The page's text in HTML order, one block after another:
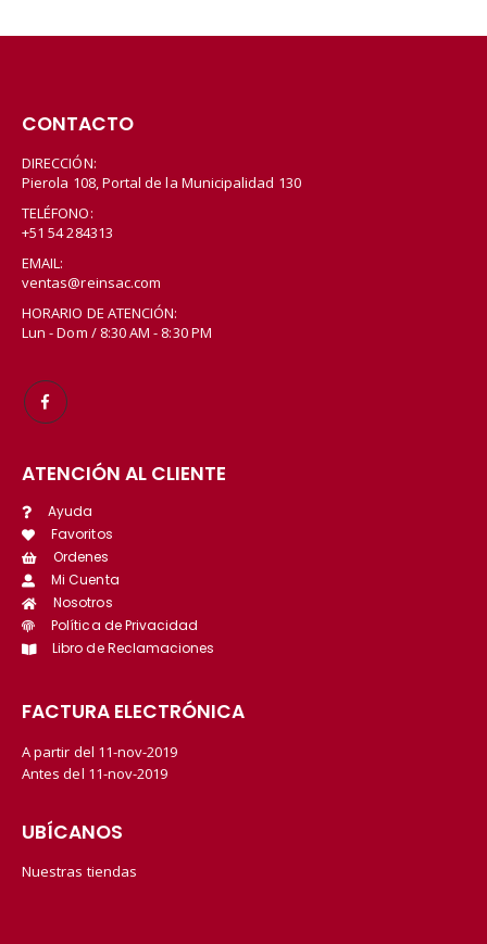
CONTACTO
DIRECCIÓN:
Pierola 108, Portal de la Municipalidad 130
TELÉFONO:
+51 54 284313
EMAIL:
ventas@reinsac.com
HORARIO DE ATENCIÓN:
Lun - Dom / 8:30 AM - 8:30 PM
ATENCIÓN AL CLIENTE
Ayuda
Favoritos
Ordenes
Mi Cuenta
Nosotros
Política de Privacidad
Libro de Reclamaciones
FACTURA ELECTRÓNICA
A partir del 11-nov-2019
Antes del 11-nov-2019
UBÍCANOS
Nuestras tiendas